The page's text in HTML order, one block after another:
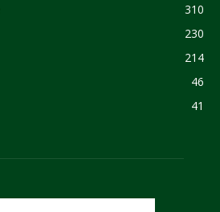
310
230
214
46
41